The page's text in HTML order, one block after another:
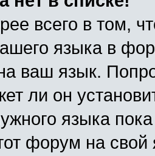
всего в том,
языка в
ваш язык.
ли он
языка
форум на